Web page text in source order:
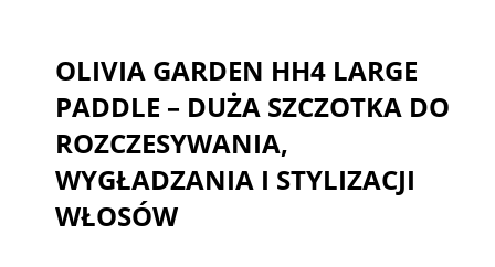
OLIVIA GARDEN HH4 LARGE
PADDLE – DUŻA SZCZOTKA DO
ROZCZESYWANIA,
WYGŁADZANIA I STYLIZACJI
WŁOSÓW